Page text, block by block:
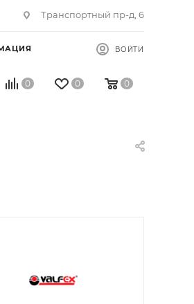
Транспортный пр-д, 6
ВОЙТИ
0 0 0